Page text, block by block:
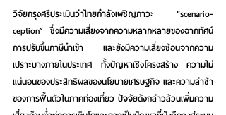
วิจัยกรุงศรีประเมินว่าไทยกำลังเผชิญภาวะ “scenario-
ception” ซึ่งมีความเสี่ยงจากความหลากหลายของฉากทัศน์
การปรับขึ้นภาษีนำเข้า และยังมีความเสี่ยงซ้อนจากความ
เปราะบางภายในประเทศ ทั้งปัญหาเชิงโครงสร้าง ความไม่
แน่นอนของประสิทธิผลของนโยบายเศรษฐกิจ และความล่าช้า
ของการฟื้นตัวในภาคท่องเที่ยว ปัจจัยด้งกล่าวล้วนเพิ่มความ